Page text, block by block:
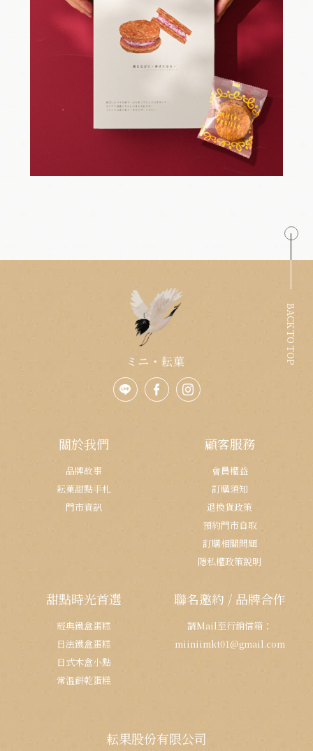
關於我們
品牌故事
耘菓甜點手札
門市資訊
顧客服務
會員權益
訂購須知
退換貨政策
預約門市自取
訂購相關問題
隱私權政策說明
甜點時光首選
經典鐵盒蛋糕
日法鐵盒蛋糕
日式木盒小點
常溫餅乾蛋糕
聯名邀約 / 品牌合作
請Mail至行銷信箱：
miiniimkt01@gmail.com
耘果股份有限公司
BACK TO TOP